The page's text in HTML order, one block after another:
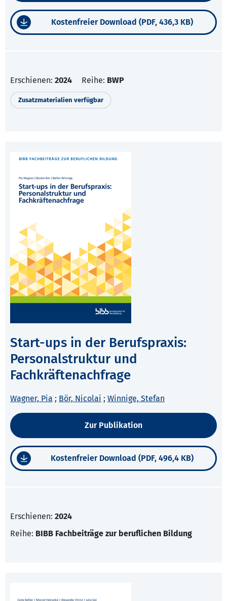
Kostenfreier Download (PDF, 436,3 KB)
Erschienen: 2024 Reihe: BWP
Zusatzmaterialien verfügbar
Start-ups in der Berufspraxis:
Personalstruktur und
Fachkräftenachfrage
Wagner, Pia ; Bör, Nicolai ; Winnige, Stefan
Zur Publikation
Kostenfreier Download (PDF, 496,4 KB)
Erschienen: 2024
Reihe: BIBB Fachbeiträge zur beruflichen Bildung